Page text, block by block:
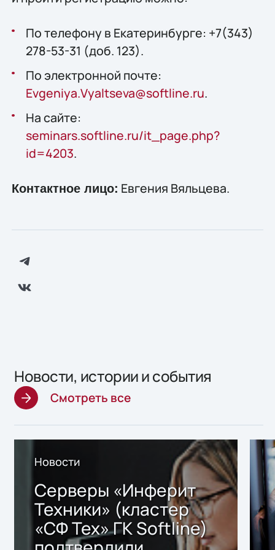
По телефону в Екатеринбурге: +7(343)
278-53-31 (доб. 123).
По электронной почте:
Evgeniya.Vyaltseva@softline.ru.
На сайте:
seminars.softline.ru/it_page.php?
id=4203.
Контактное лицо: Евгения Вяльцева.
Новости, истории и события
Смотреть все
Новости
Серверы «Инферит
Техники» (кластер
«СФ Тех» ГК Softline)